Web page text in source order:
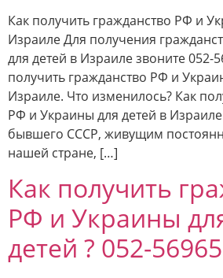
Как получить гражданство РФ и
Израиле Для получения
для детей в Израиле звоните 052-
получить гражданство РФ и
Израиле. Что изменилось? Как
РФ и Украины для детей в
бывшего СССР, живущим
нашей стране, […]
Как получить
РФ и Украины
детей ? 052-